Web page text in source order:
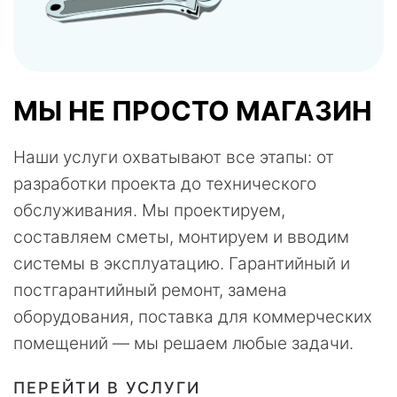
МЫ НЕ ПРОСТО МАГАЗИН
Наши услуги охватывают все этапы: от
разработки проекта до технического
обслуживания. Мы проектируем,
составляем сметы, монтируем и вводим
системы в эксплуатацию. Гарантийный и
постгарантийный ремонт, замена
оборудования, поставка для коммерческих
помещений — мы решаем любые задачи.
ПЕРЕЙТИ В УСЛУГИ